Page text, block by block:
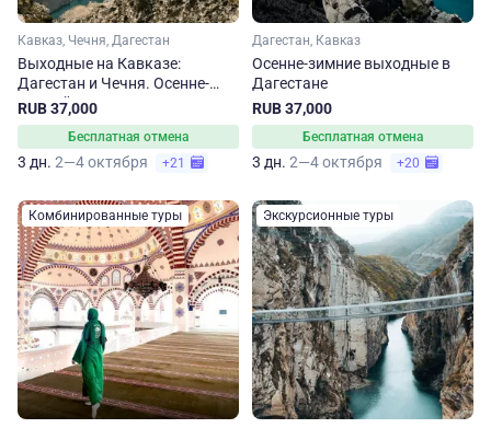
Кавказ, Чечня, Дагестан
Выходные на Кавказе:
Дагестан и Чечня. Осенне-
зимний тур
RUB 37,000
Бесплатная отмена
3 дн. 2—4 октября +21
Дагестан, Кавказ
Осенне-зимние выходные в
Дагестане
RUB 37,000
Бесплатная отмена
3 дн. 2—4 октября +20
Комбинированные туры Экскурсионные туры